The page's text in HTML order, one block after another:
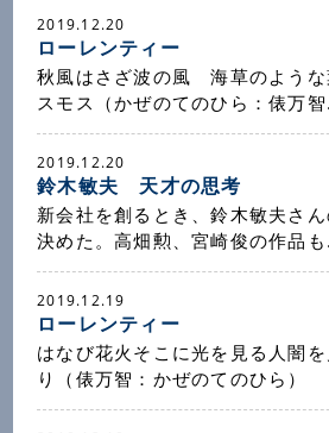
2019.12.20
ローレンティー
秋風はさざ波の風 海草のような
スモス（かぜのてのひら：俵万
2019.12.20
鈴木敏夫 天才の思考
新会社を創るとき、鈴木敏夫さ
決めた。高畑勲、宮崎俊の作品
2019.12.19
ローレンティー
はなび花火そこに光を見る人闇
り（俵万智：かぜのてのひら）